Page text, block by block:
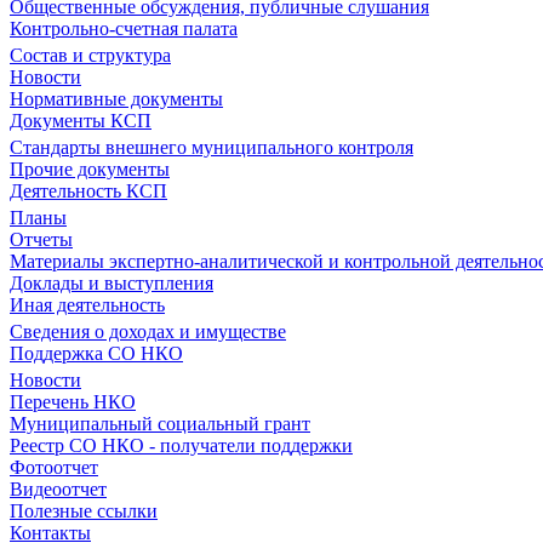
Общественные обсуждения, публичные слушания
Контрольно-счетная палата
Состав и структура
Новости
Нормативные документы
Документы КСП
Стандарты внешнего муниципального контроля
Прочие документы
Деятельность КСП
Планы
Отчеты
Материалы экспертно-аналитической и контрольной
Доклады и выступления
Иная деятельность
Сведения о доходах и имуществе
Поддержка СО НКО
Новости
Перечень НКО
Муниципальный социальный грант
Реестр СО НКО - получатели поддержки
Фотоотчет
Видеоотчет
Полезные ссылки
Контакты